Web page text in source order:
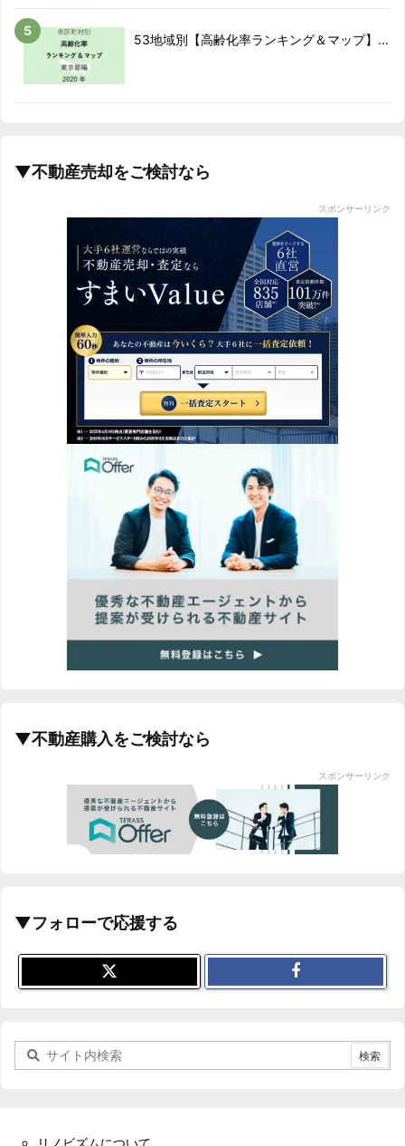
53地域別【高齢化率ランキング＆マップ】...
▼不動産売却をご検討なら
スポンサーリンク
▼不動産購入をご検討なら
スポンサーリンク
▼フォローで応援する
リノビズムについて